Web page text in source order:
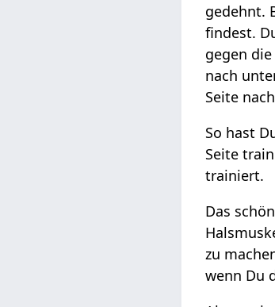
gedehnt.
findest.
gegen die
nach
Seite
So hast
Seite
trainiert.
Das
zu
wenn Du